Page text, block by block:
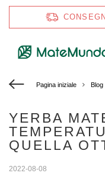
Pagina iniziale Blog
YERBA
QUELLA
2022-08-08